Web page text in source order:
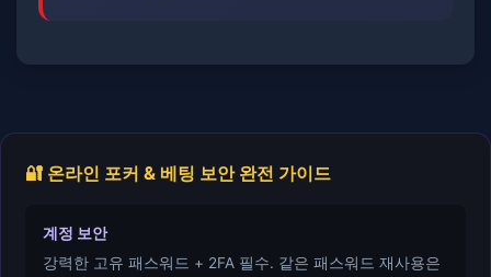
🔐 온라인 포커 & 베팅 보안 완전 가이드
계정 보안
강력한 고유 패스워드 + 2FA 필수. 같은 패스워드 재사용은